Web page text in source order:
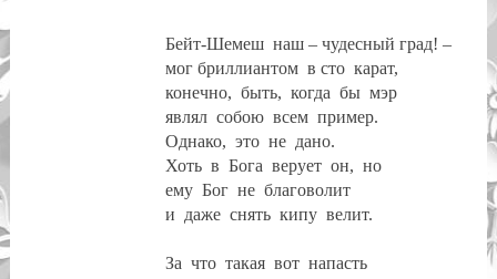
Бейт-Шемеш наш – чудесный град! –
мог бриллиантом в сто карат,
конечно, быть, когда бы мэр
являл собою всем пример.
Однако, это не дано.
Хоть в Бога верует он, но
ему Бог не благоволит
и даже снять кипу велит.
За что такая вот напасть